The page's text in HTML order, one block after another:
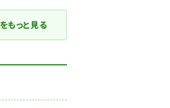
もっと見る